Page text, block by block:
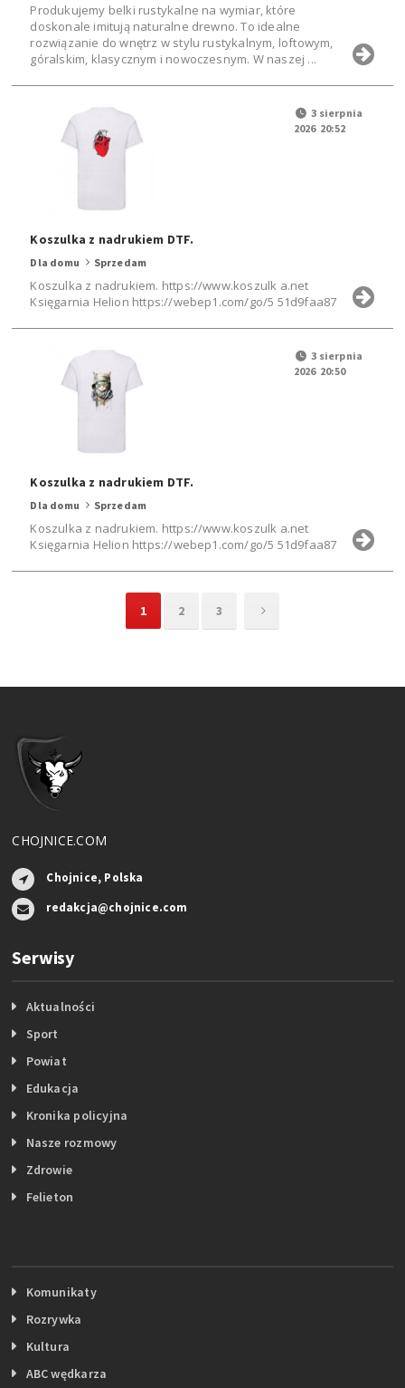
Produkujemy belki rustykalne na wymiar, które
doskonale imitują naturalne drewno. To idealne
rozwiązanie do wnętrz w stylu rustykalnym, loftowym,
góralskim, klasycznym i nowoczesnym. W naszej ...
3 sierpnia
2026 20:52
Koszulka z nadrukiem DTF.
Dla domu Sprzedam
Koszulka z nadrukiem. https://www.koszulk a.net
Księgarnia Helion https://webep1.com/go/5 51d9faa87
3 sierpnia
2026 20:50
Koszulka z nadrukiem DTF.
Dla domu Sprzedam
Koszulka z nadrukiem. https://www.koszulk a.net
Księgarnia Helion https://webep1.com/go/5 51d9faa87
1 2 3
CHOJNICE.COM
Chojnice, Polska
redakcja@chojnice.com
Serwisy
Aktualności
Sport
Powiat
Edukacja
Kronika policyjna
Nasze rozmowy
Zdrowie
Felieton
Komunikaty
Rozrywka
Kultura
ABC wędkarza